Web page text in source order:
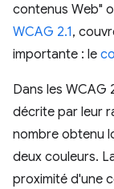
contenus Web"
WCAG 2.1,
importante : le
Dans les WCAG
décrite par leur
nombre obtenu
deux couleurs.
proximité d'une